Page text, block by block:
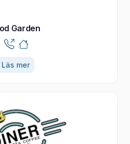
Garden
Läs mer